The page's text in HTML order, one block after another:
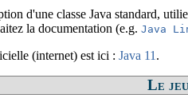
d'une classe Java standard,
la documentation (e.g.Java
(internet) est ici :Java 11 .
Le